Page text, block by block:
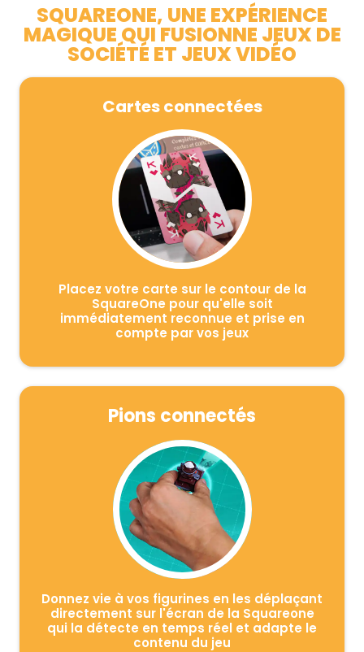
SQUAREONE, UNE EXPÉRIENCE
MAGIQUE QUI FUSIONNE JEUX DE
SOCIÉTÉ ET JEUX VIDÉO
Cartes connectées
Placez votre carte sur le contour de la
SquareOne pour qu'elle soit
immédiatement reconnue et prise en
compte par vos jeux
Pions connectés
Donnez vie à vos figurines en les déplaçant
directement sur l'écran de la Squareone
qui la détecte en temps réel et adapte le
contenu du jeu